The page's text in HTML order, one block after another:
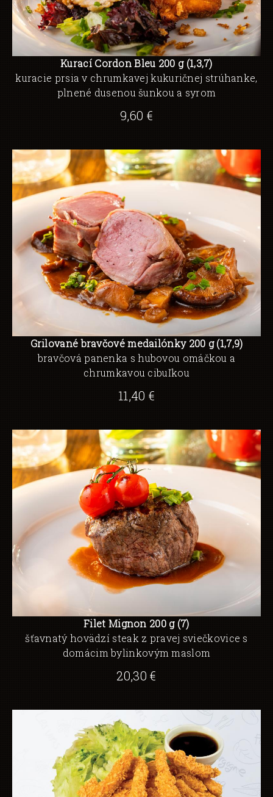
Kurací Cordon Bleu 200 g (1,3,7)
kuracie prsia v chrumkavej kukuričnej strúhanke,
plnené dusenou šunkou a syrom
9,60 €
Grilované bravčové medailónky 200 g (1,7,9)
bravčová panenka s hubovou omáčkou a
chrumkavou cibuľkou
11,40 €
Filet Mignon 200 g (7)
šťavnatý hovädzí steak z pravej sviečkovice s
domácim bylinkovým maslom
20,30 €